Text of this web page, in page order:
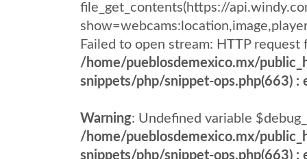
file_get_contents(https://
Failed to open stream: HTTP
/home/pueblosdemexico.mx/
snippets/php/snippet-ops.php(663) :
Warning: Undefined variable
/home/pueblosdemexico.mx/
snippets/php/snippet-ops.php(663) :